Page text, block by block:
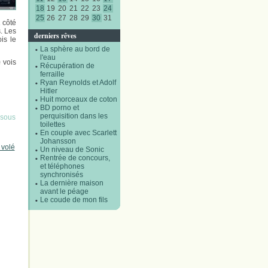
18 19 20 21 22 23 24
25 26 27 28 29 30 31
derniers rêves
La sphère au bord de
l'eau
Récupération de
ferraille
Ryan Reynolds et Adolf
Hitler
Huit morceaux de coton
BD porno et
perquisition dans les
toilettes
En couple avec Scarlett
Johansson
Un niveau de Sonic
Rentrée de concours,
et téléphones
synchronisés
La dernière maison
avant le péage
Le coude de mon fils
côté
Les
le
vois
volé